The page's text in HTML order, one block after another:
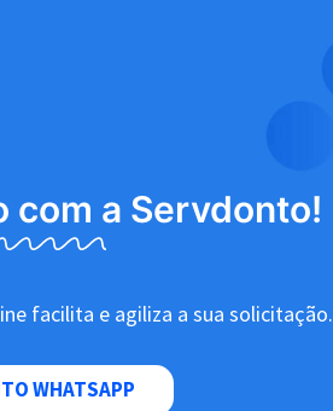
com a Servdonto!
facilita e agiliza a sua solicitação.
WHATSAPP